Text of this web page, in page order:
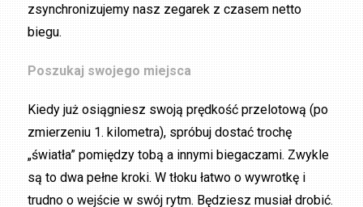
zsynchronizujemy nasz zegarek z czasem netto
biegu.
Poszukaj swojego miejsca
Kiedy już osiągniesz swoją prędkość przelotową (po
zmierzeniu 1. kilometra), spróbuj dostać trochę
„światła” pomiędzy tobą a innymi biegaczami. Zwykle
są to dwa pełne kroki. W tłoku łatwo o wywrotkę i
trudno o wejście w swój rytm. Będziesz musiał drobić.